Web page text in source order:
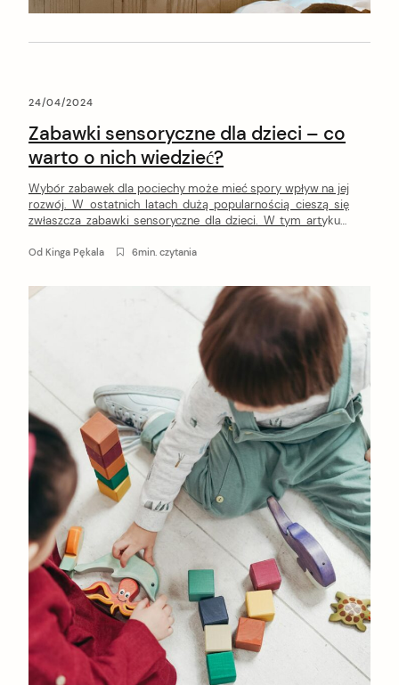
24/04/2024
Zabawki sensoryczne dla dzieci – co
warto o nich wiedzieć?
Wybór zabawek dla pociechy może mieć spory wpływ na jej
rozwój. W ostatnich latach dużą popularnością cieszą się
zwłaszcza zabawki sensoryczne dla dzieci. W tym artykule
produkty zwrócić uwagę podczas zakupów i jak prawidłowo
Od Kinga Pękala 6min. czytania